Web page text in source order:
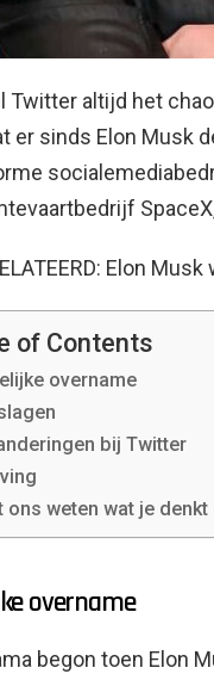
Twitter altijd het
er sinds Elon Musk
Elon
of Contents
overname
bij Twitter
ons weten wat je
overname
begon toen Elon